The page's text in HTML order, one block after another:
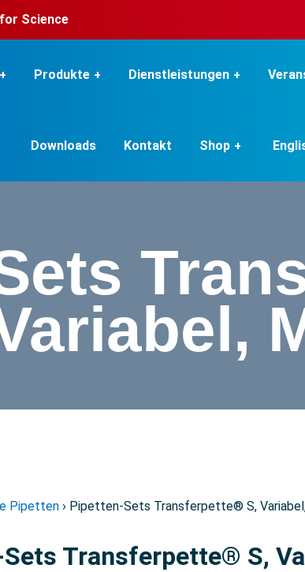
Science
Produkte Dienstleistungen
Downloads Kontakt Shop
Pipetten › Pipetten-Sets Transferpette® S,
Transferpette® S,